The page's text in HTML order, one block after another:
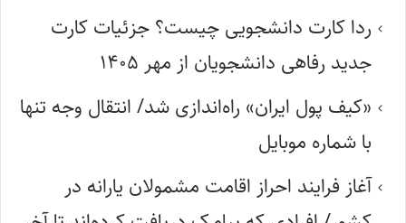
ردا کارت دانشجویی چیست؟ جزئیات کارت
جدید رفاهی دانشجویان از مهر ۱۴۰۵
«کیف پول ایران» راه‌اندازی شد/ انتقال وجه تنها
با شماره موبایل
آغاز فرایند احراز اقامت مشمولان یارانه در